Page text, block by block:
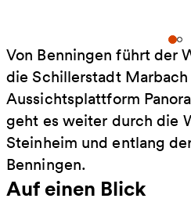
Von Benningen führt der
die Schillerstadt
Aussichtsplattform
geht es weiter durch die
Steinheim und entlang
Benningen.
Auf einen Blick